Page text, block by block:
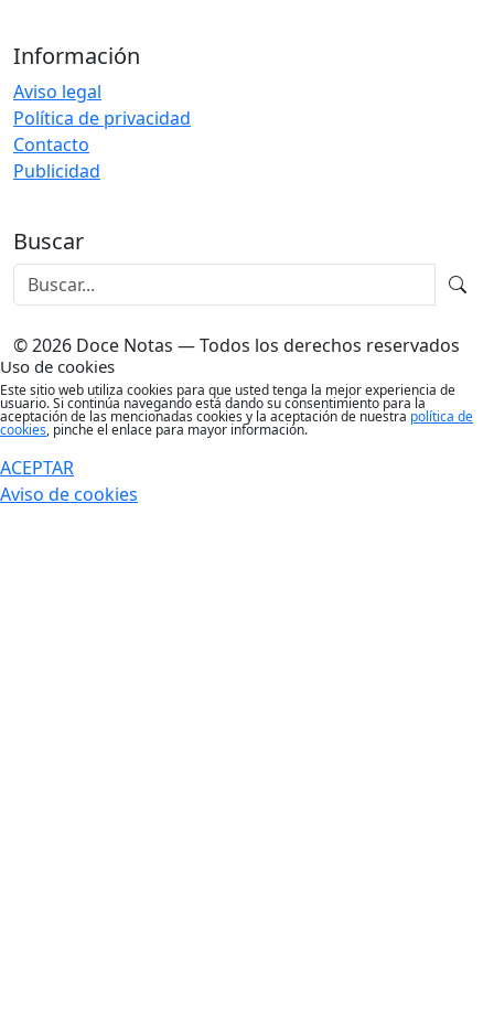
Información
Aviso legal
Política de privacidad
Contacto
Publicidad
Buscar
© 2026 Doce Notas — Todos los derechos reservados
Uso de cookies
Este sitio web utiliza cookies para que usted tenga la mejor experiencia de
usuario. Si continúa navegando está dando su consentimiento para la
aceptación de las mencionadas cookies y la aceptación de nuestra política de
cookies, pinche el enlace para mayor información.
ACEPTAR
Aviso de cookies